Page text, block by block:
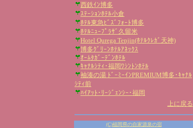
西鉄ｲﾝ博多
ｽﾃｰｼｮﾝﾎﾃﾙ小倉
ﾎﾃﾙ東急ﾋﾞｽﾞﾌｫｰﾄ博多
ﾎﾃﾙﾆｭｰﾌﾟﾗｻﾞ久留米
Hotel Qurega Tenjin(ﾎﾃﾙｸﾚｶﾞ天神)
博多ｸﾞﾘｰﾝﾎﾃﾙｱﾈｯｸｽ
ｵｰﾑﾀｶﾞｰﾃﾞﾝﾎﾃﾙ
ｷｬﾅﾙｼﾃｨ･福岡ﾜｼﾝﾄﾝﾎﾃﾙ
袖湊の湯 ﾄﾞｰﾐｰｲﾝPREMIUM博多･ｷｬﾅﾙ
ｼﾃｨ前
ﾊｲｱｯﾄ･ﾘｰｼﾞｪﾝｼｰ･福岡
上に戻る
(C)福岡県の自家源泉の宿